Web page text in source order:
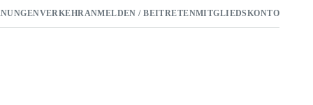
VERKEHRANMELDEN / BEITRETENMITGLIEDSKONTO